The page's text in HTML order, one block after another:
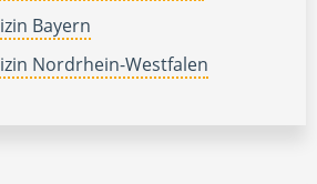
Bayern
Nordrhein-Westfalen